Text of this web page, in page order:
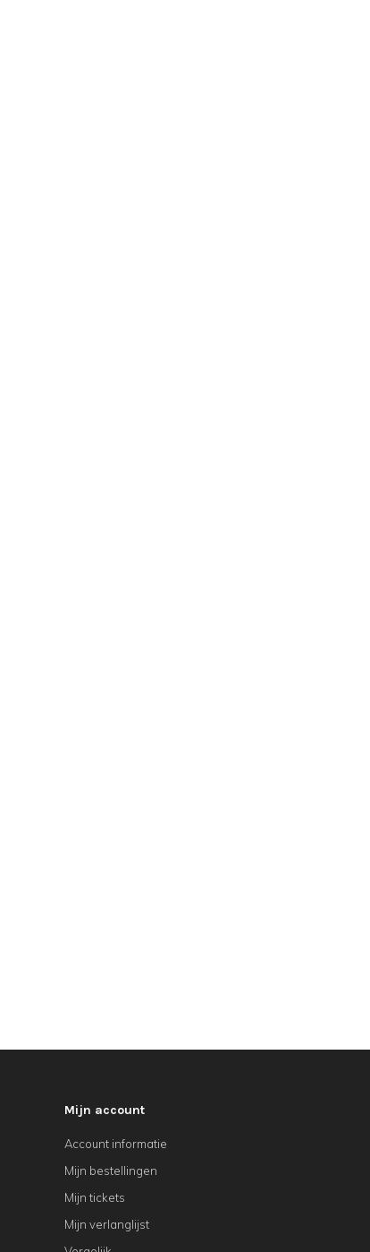
Mijn account
Account informatie
Mijn bestellingen
Mijn tickets
Mijn verlanglijst